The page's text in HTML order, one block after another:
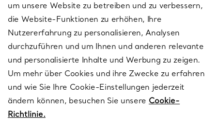
ÜBER TIFFANY & CO.
RECHTLICHE HINWEISE
FOLGEN SIE UNS
um unsere Website zu betreiben und zu verbessern,
die Website-Funktionen zu erhöhen, Ihre
Nutzererfahrung zu personalisieren, Analysen
durchzuführen und um Ihnen und anderen relevante
und personalisierte Inhalte und Werbung zu zeigen.
Um mehr über Cookies und ihre Zwecke zu erfahren
und wie Sie Ihre Cookie-Einstellungen jederzeit
ändern können, besuchen Sie unsere Cookie-
Richtlinie.